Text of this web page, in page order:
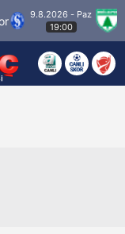
9.8.2026 - Paz
19:00